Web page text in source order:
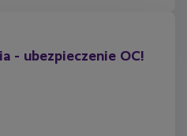
- ubezpieczenie OC!